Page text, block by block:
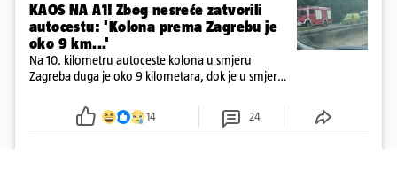
KAOS NA A1! Zbog nesreće zatvorili
autocestu: 'Kolona prema Zagrebu je
oko 9 km...'
Na 10. kilometru autoceste kolona u smjeru
Zagreba duga je oko 9 kilometara, dok je u smjeru
14 24